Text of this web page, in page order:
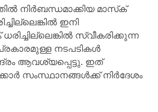
നിര്‍ബന്ധമാക്കിയ മാസ്‌ക്
ഇനി
സ്വീകരിക്കുന്ന
നടപടികള്‍
ആവശ്യപ്പെട്ടു. ഇത്
സംസ്ഥാനങ്ങള്‍ക്ക് നിര്‍ദേശം